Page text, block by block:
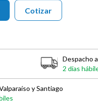
Cotizar
Despacho
2 días
y Santiago